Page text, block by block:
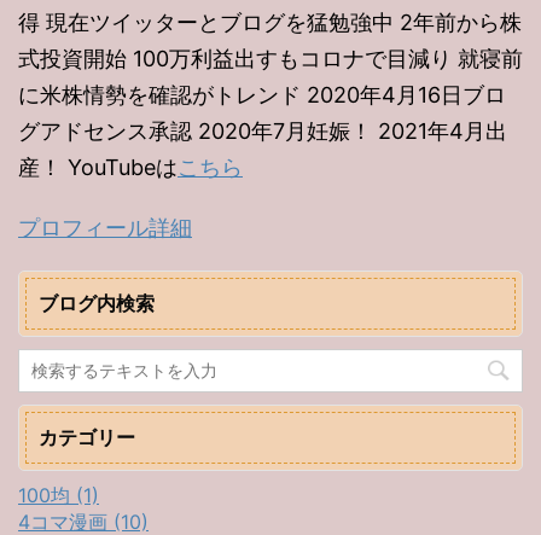
得 現在ツイッターとブログを猛勉強中 2年前から株
式投資開始 100万利益出すもコロナで目減り 就寝前
に米株情勢を確認がトレンド 2020年4月16日ブロ
グアドセンス承認 2020年7月妊娠！ 2021年4月出
産！ YouTubeはこちら
プロフィール詳細
ブログ内検索
カテゴリー
100均 (1)
4コマ漫画 (10)